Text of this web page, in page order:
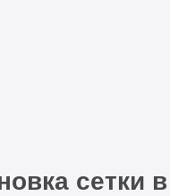
сетки в